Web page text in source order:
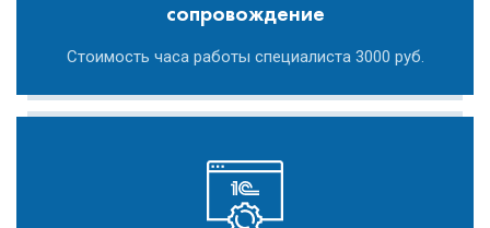
сопровождение
Стоимость часа работы специалиста 3000 руб.